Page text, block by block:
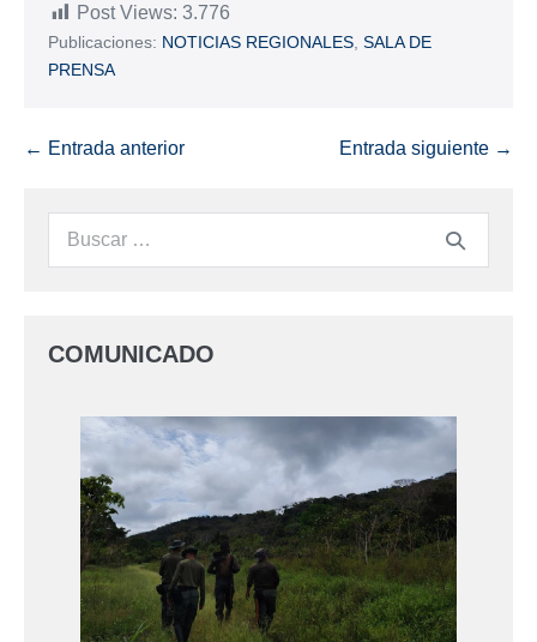
Post Views: 3.776
Publicaciones: NOTICIAS REGIONALES SALA DE
PRENSA
← Entrada anterior Entrada siguiente →
COMUNICADO